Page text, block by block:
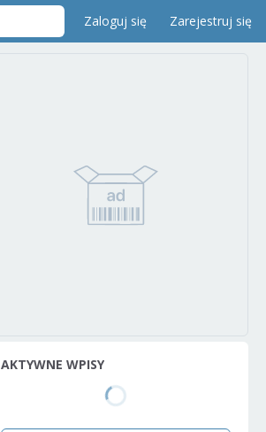
Zaloguj się Zarejestruj się
AKTYWNE WPISY